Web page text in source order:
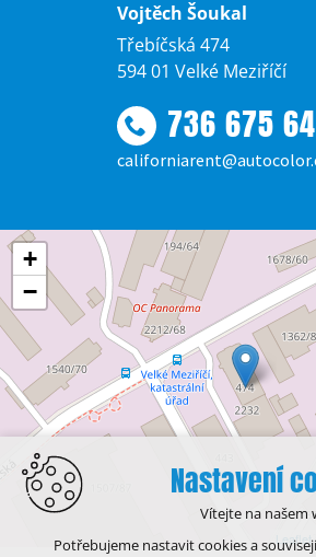
Vojtěch Šoukal
Třebíčská 474
594 01 Velké Meziříčí
736 675
+
−
Leaflet
Nastavení
Vítejte na našem
Potřebujeme nastavit cookies a